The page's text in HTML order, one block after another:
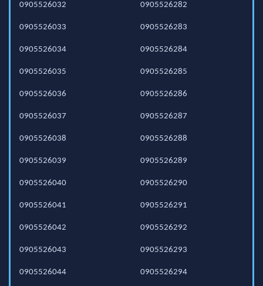
0905526032
0905526033
0905526034
0905526035
0905526036
0905526037
0905526038
0905526039
0905526040
0905526041
0905526042
0905526043
0905526044
0905526282
0905526283
0905526284
0905526285
0905526286
0905526287
0905526288
0905526289
0905526290
0905526291
0905526292
0905526293
0905526294